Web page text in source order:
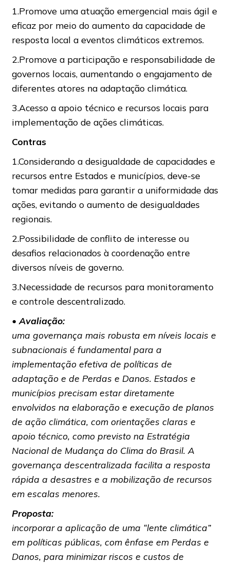
1.Promove uma atuação emergencial mais ágil e
eficaz por meio do aumento da capacidade de
resposta local a eventos climáticos extremos.
2.Promove a participação e responsabilidade de
governos locais, aumentando o engajamento de
diferentes atores na adaptação climática.
3.Acesso a apoio técnico e recursos locais para
implementação de ações climáticas.
Contras
1.Considerando a desigualdade de capacidades e
recursos entre Estados e municípios, deve-se
tomar medidas para garantir a uniformidade das
ações, evitando o aumento de desigualdades
regionais.
2.Possibilidade de conflito de interesse ou
desafios relacionados à coordenação entre
diversos níveis de governo.
3.Necessidade de recursos para monitoramento
e controle descentralizado.
• Avaliação:
uma governança mais robusta em níveis locais e
subnacionais é fundamental para a
implementação efetiva de políticas de
adaptação e de Perdas e Danos. Estados e
municípios precisam estar diretamente
envolvidos na elaboração e execução de planos
de ação climática, com orientações claras e
apoio técnico, como previsto na Estratégia
Nacional de Mudança do Clima do Brasil. A
governança descentralizada facilita a resposta
rápida a desastres e a mobilização de recursos
em escalas menores.
Proposta:
incorporar a aplicação de uma “lente climática”
em políticas públicas, com ênfase em Perdas e
Danos, para minimizar riscos e custos de